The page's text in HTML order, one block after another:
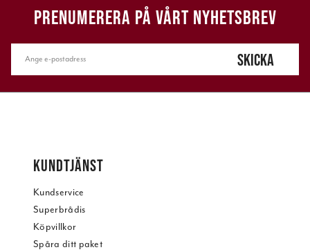
PRENUMERERA PÅ VÅRT NYHETSBREV
SKICKA
KUNDTJÄNST
Kundservice
Superbrådis
Köpvillkor
Spåra ditt paket